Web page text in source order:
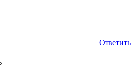
Ответить